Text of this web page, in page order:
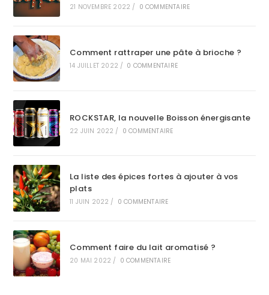
21 NOVEMBRE 2022 / 0 COMMENTAIRE
Comment rattraper une pâte à brioche ?
14 JUILLET 2022 / 0 COMMENTAIRE
ROCKSTAR, la nouvelle Boisson énergisante
22 JUIN 2022 / 0 COMMENTAIRE
La liste des épices fortes à ajouter à vos
plats
11 JUIN 2022 / 0 COMMENTAIRE
Comment faire du lait aromatisé ?
20 MAI 2022 / 0 COMMENTAIRE